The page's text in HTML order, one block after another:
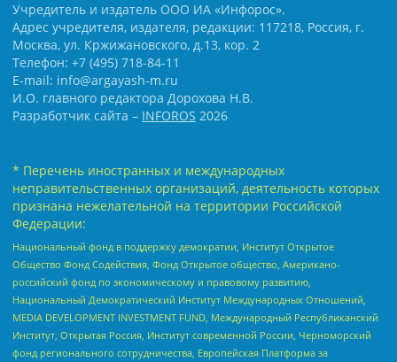
Учредитель и издатель ООО ИА «Инфорос».
Адрес учредителя, издателя, редакции: 117218, Россия, г.
Москва, ул. Кржижановского, д.13, кор. 2
Телефон: +7 (495) 718-84-11
E-mail: info@argayash-m.ru
И.О. главного редактора Дорохова Н.В.
Разработчик сайта – INFOROS 2026
* Перечень иностранных и международных
неправительственных организаций, деятельность которых
признана нежелательной на территории Российской
Федерации:
Национальный фонд в поддержку демократии, Институт Открытое
Общество Фонд Содействия, Фонд Открытое общество, Американо-
российский фонд по экономическому и правовому развитию,
Национальный Демократический Институт Международных Отношений,
MEDIA DEVELOPMENT INVESTMENT FUND, Международный Республиканский
Институт, Открытая Россия, Институт современной России, Черноморский
фонд регионального сотрудничества, Европейская Платформа за